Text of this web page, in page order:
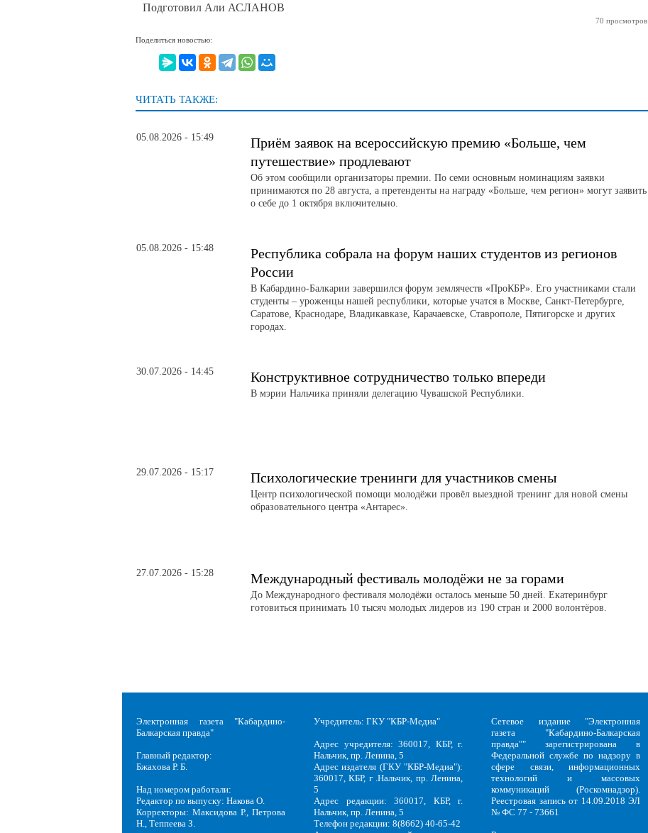
Подготовил Али АСЛАНОВ
70 просмотров
Поделиться новостью:
ЧИТАТЬ ТАКЖЕ:
05.08.2026 - 15:49
Приём заявок на всероссийскую премию «Больше, чем
путешествие» продлевают
Об этом сообщили организаторы премии. По семи основным номинациям заявки
принимаются по 28 августа, а претенденты на награду «Больше, чем регион» могут заявить
о себе до 1 октября включительно.
05.08.2026 - 15:48
Республика собрала на форум наших студентов из регионов
России
В Кабардино-Балкарии завершился форум землячеств «ПроКБР». Его участниками стали
студенты – уроженцы нашей республики, которые учатся в Москве, Санкт-Петербурге,
Саратове, Краснодаре, Владикавказе, Карачаевске, Ставрополе, Пятигорске и других
городах.
30.07.2026 - 14:45 Конструктивное сотрудничество только впереди
В мэрии Нальчика приняли делегацию Чувашской Республики.
29.07.2026 - 15:17 Психологические тренинги для участников смены
Центр психологической помощи молодёжи провёл выездной тренинг для новой смены
образовательного центра «Антарес».
27.07.2026 - 15:28 Международный фестиваль молодёжи не за горами
До Международного фестиваля молодёжи осталось меньше 50 дней. Екатеринбург
готовиться принимать 10 тысяч молодых лидеров из 190 стран и 2000 волонтёров.
Электронная газета "Кабардино-
Балкарская правда"
Главный редактор:
Бжахова Р. Б.
Над номером работали:
Редактор по выпуску: Накова О.
Корректоры: Максидова Р., Петрова
Н., Теппеева З.
Учредитель: ГКУ "КБР-Медиа"
Адрес учредителя: 360017, КБР, г.
Нальчик, пр. Ленина, 5
Адрес издателя (ГКУ "КБР-Медиа"):
360017, КБР, г .Нальчик, пр. Ленина,
5
Адрес редакции: 360017, КБР, г.
Нальчик, пр. Ленина, 5
Телефон редакции: 8(8662) 40-65-42
Сетевое издание "Электронная
газета "Кабардино-Балкарская
правда"" зарегистрирована в
Федеральной службе по надзору в
сфере связи, информационных
технологий и массовых
коммуникаций (Роскомнадзор).
Реестровая запись от 14.09.2018 ЭЛ
№ ФС 77 - 73661